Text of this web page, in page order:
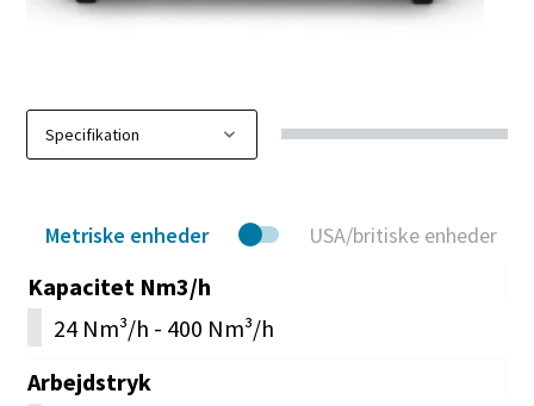
Metriske enheder USA/britiske enheder
Kapacitet Nm3/h
24 Nm³/h - 400 Nm³/h
Arbejdstryk